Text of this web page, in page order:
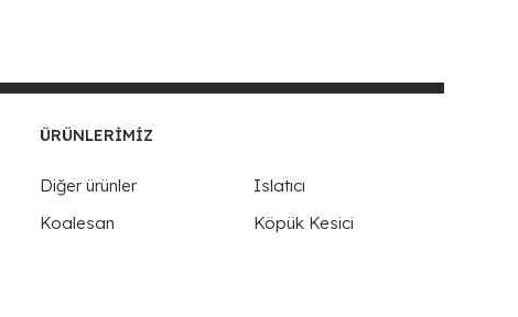
ÜRÜNLERIMIZ
Diğer ürünler
Islatıcı
Koalesan
Köpük Kesici